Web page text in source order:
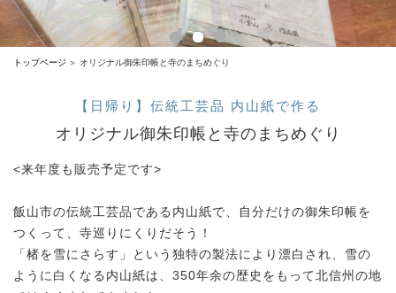
トップページ オリジナル御朱印帳と寺のまちめぐり
【日帰り】伝統工芸品 内山紙で作る
オリジナル御朱印帳と寺のまちめぐり
<来年度も販売予定です>
飯山市の伝統工芸品である内山紙で、自分だけの御朱印帳を
つくって、寺巡りにくりだそう！
「楮を雪にさらす」という独特の製法により漂白され、雪の
ように白くなる内山紙は、350年余の歴史をもって北信州の地